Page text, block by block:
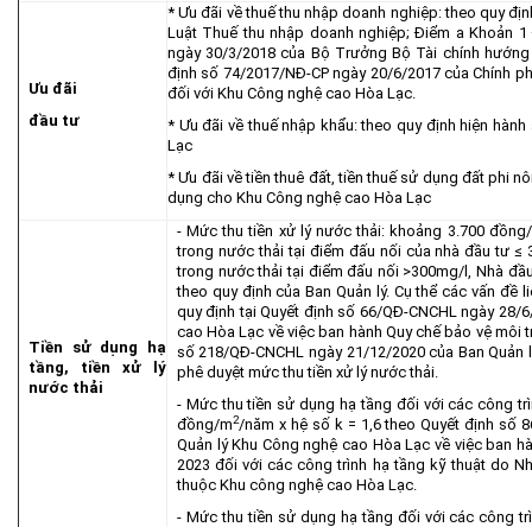
Ưu đãi
đầu tư
* Ưu đãi về thuế thu nhập doanh nghiệp: theo quy
Luật Thuế thu nhập doanh nghiệp; Điểm a Khoản
ngày 30/3/2018 của Bộ Trưởng Bộ Tài chính
định số 74/2017/NĐ-CP ngày 20/6/2017 của Chính
đối với Khu Công nghệ cao Hòa Lạc.
* Ưu đãi về thuế nhập khẩu: theo quy định hiện
Lạc
* Ưu đãi về tiền thuê đất, tiền thuế sử dụng đất phi
dụng cho Khu Công nghệ cao Hòa Lạc
Tiền sử dụng hạ
tầng, tiền xử lý
nước thải
- Mức thu tiền xử lý nước thải: khoảng 3.700
trong nước thải tại điểm đấu nối của nhà đầu tư ≤
trong nước thải tại điểm đấu nối >300mg/l, Nhà
theo quy định của Ban Quản lý. Cụ thể các vấn
quy định tại Quyết định số 66/QĐ-CNCHL ngày 28/
cao Hòa Lạc về việc ban hành Quy chế bảo vệ môi
số 218/QĐ-CNCHL ngày 21/12/2020 của Ban
phê duyệt mức thu tiền xử lý nước thải.
- Mức thu tiền sử dụng hạ tầng đối với các công
đồng/m2/năm x hệ số k = 1,6 theo Quyết định số
Quản lý Khu Công nghệ cao Hòa Lạc về việc ban
2023 đối với các công trình hạ tầng kỹ thuật do
thuộc Khu công nghệ cao Hòa Lạc.
- Mức thu tiền sử dụng hạ tầng đối với các công